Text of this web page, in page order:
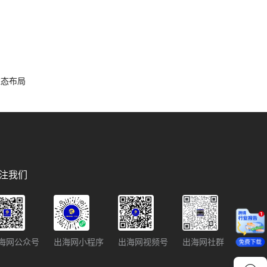
布局
免费下载
我们
网公众号 出海网小程序 出海网视频号 出海网社群